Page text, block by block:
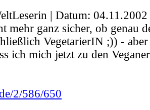
| Datum:
mehr ganz sicher, ob genau
VegetarierIN ;)) - aber
ich mich jetzt zu den
2/586/650